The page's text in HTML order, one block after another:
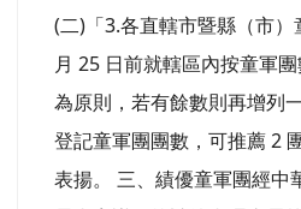
步公告，詳細徵選內容請見
函知「中華民國童軍總會
則」，請各校團踴躍送件申